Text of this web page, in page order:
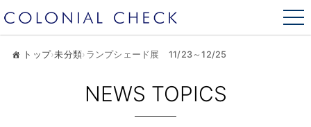
トップ›未分類› ランプシェード展 11/23～12/25
NEWS TOPICS